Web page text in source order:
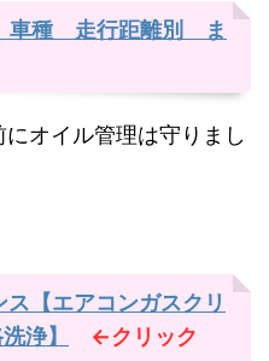
種 走行距離別 ま
オイル管理は守りまし
【エアコンガスクリ
浄】
←クリック